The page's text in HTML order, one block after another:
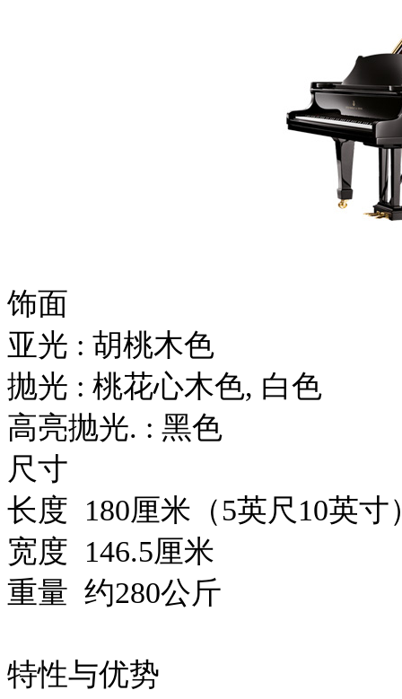
饰面
亚光 : 胡桃木色
抛光 : 桃花心木色, 白色
高亮抛光. : 黑色
尺寸
长度 180厘米（5英尺10英寸
宽度 146.5厘米
重量 约280公斤
特性与优势